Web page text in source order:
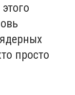
просто